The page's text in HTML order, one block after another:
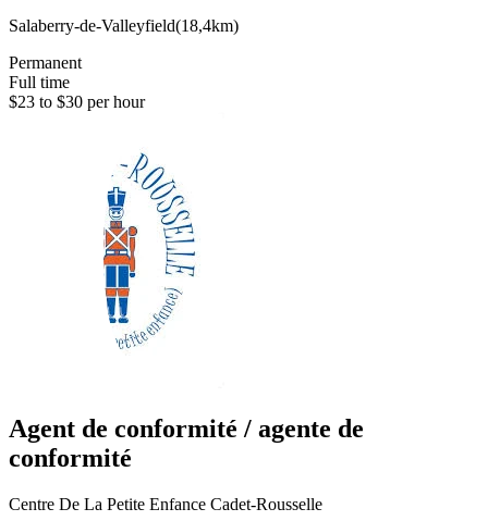
Salaberry-de-Valleyfield(18,4km)
Permanent
Full time
$23 to $30 per hour
Agent de conformité / agente de
conformité
Centre De La Petite Enfance Cadet-Rousselle